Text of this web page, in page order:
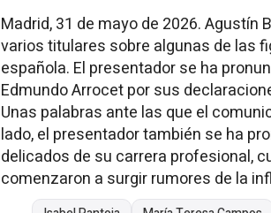
Madrid, 31 de mayo de 2026.
varios titulares sobre algunas de las
española. El presentador se ha
Edmundo Arrocet por sus
Unas palabras ante las que el
lado, el presentador también se ha
delicados de su carrera profesional,
comenzaron a surgir rumores de la